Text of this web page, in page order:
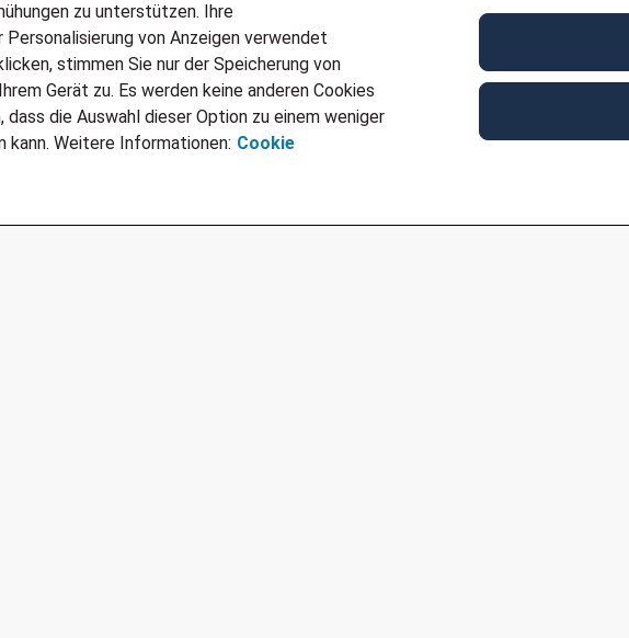
zu unterstützen. Ihre
von Anzeigen verwendet
stimmen Sie nur der Speicherung von
Gerät zu. Es werden keine anderen Cookies
die Auswahl dieser Option zu einem weniger
Weitere Informationen: Cookie